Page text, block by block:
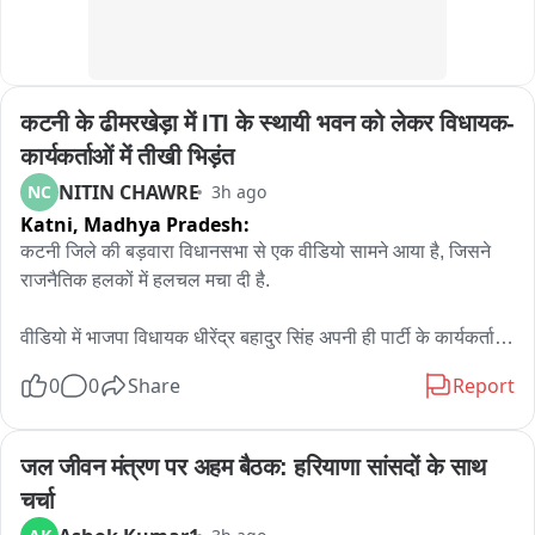
कटनी के ढीमरखेड़ा में ITI के स्थायी भवन को लेकर विधायक-
कार्यकर्ताओं में तीखी भिड़ंत
NC NITIN CHAWRE 3h ago
Katni, Madhya Pradesh:
कटनी जिले की बड़वारा विधानसभा से एक वीडियो सामने आया है, जिसने
राजनैतिक हलकों में हलचल मचा दी है.
वीडियो में भाजपा विधायक धीरेंद्र बहादुर सिंह अपनी ही पार्टी के कार्यकर्ताओं
से लंबित शासकीय आईटीआई की मांग बताई जा रही है.
बताया जाता है कि गुरुवार को भाजपा कार्यकर्ता और ग्रामीण एक जुट होकर
एसडीएम कार्यालय पहुंचे थे. उनका कहना था कि वर्ष 2016 में तत्कालीन
मुख्यमंत्री द्वारा ढीमरखेड़ा में आईटीआई खोलने की घोषणा की गई थी, लेकिन
0 0 Share Report
जल जीवन मंत्रण पर अहम बैठक: हरियाणा सांसदों के साथ
चर्चा